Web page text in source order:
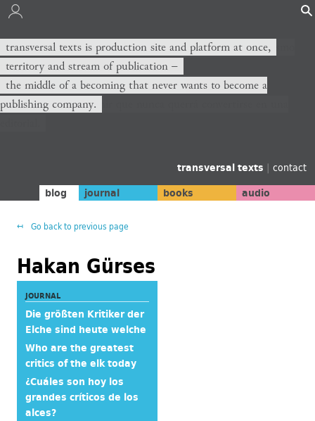
transversal texts es sitio de producción y plataforma al mismo
tiempo,
territorio y corriente de publicación −
el medio de un devenir que nunca querrá convertirse en una
transversal texts is production site and platform at once,
territory and stream of publication −
the middle of a becoming that never wants to become a
publishing company.
transversal texts | contact
blog journal books audio
Go back to previous page
Hakan Gürses
JOURNAL
Die größten Kritiker der
Elche sind heute welche
Who are the greatest
critics of the elk today
¿Cuáles son hoy los
grandes críticos de los
alces?